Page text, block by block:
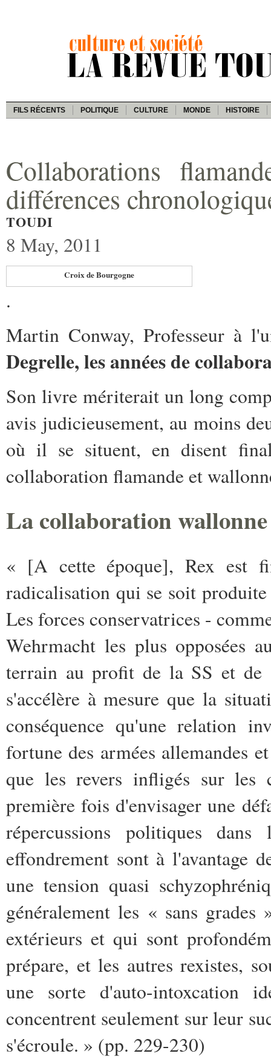
FILS RÉCENTS POLITIQUE CULTURE MONDE HISTOIRE
Collaborations
différences
TOUDI
8 May, 2011
Croix de Bourgogne
.
Martin Conway, Professeur à
Degrelle, les années de
Son livre mériterait un long
avis judicieusement, au moins
où il se situent, en disent
collaboration flamande et
La collaboration
« [A cette époque], Rex est
radicalisation qui se soit
Les forces conservatrices -
Wehrmacht les plus opposées
terrain au profit de la SS et de
s'accélère à mesure que la
conséquence qu'une relation
fortune des armées allemandes
que les revers infligés sur les
première fois d'envisager une
répercussions politiques
effondrement sont à l'avantage
une tension quasi
généralement les « sans
extérieurs et qui sont
prépare, et les autres rexistes,
une sorte d'auto-intoxcation
concentrent seulement sur leur
s'écroule. » (pp. 229-230)